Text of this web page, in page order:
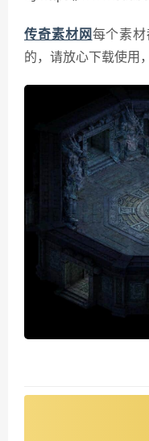
传奇素材网每个素
的，请放心下载使用